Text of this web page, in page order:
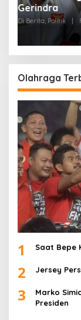
Yasin
Di Berita, Politik
Olahraga
1 Saat Bepe
2 Jersey
3
Marko
Presiden